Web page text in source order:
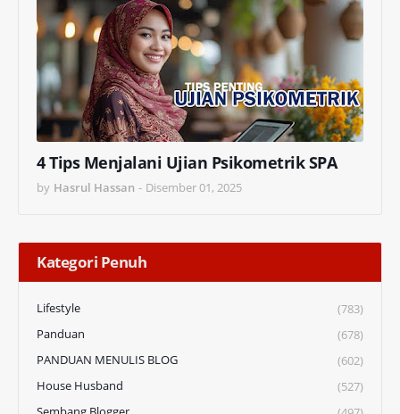
4 Tips Menjalani Ujian Psikometrik SPA
by Hasrul Hassan - Disember 01, 2025
Kategori Penuh
Lifestyle
(783)
Panduan
(678)
PANDUAN MENULIS BLOG
(602)
House Husband
(527)